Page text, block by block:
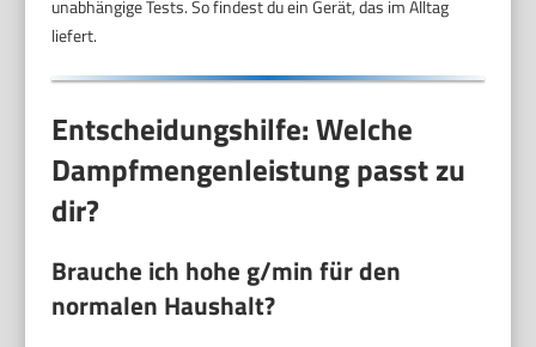
unabhängige Tests. So findest du ein Gerät, das im Alltag
liefert.
Entscheidungshilfe: Welche
Dampfmengenleistung passt zu
dir?
Brauche ich hohe g/min für den
normalen Haushalt?